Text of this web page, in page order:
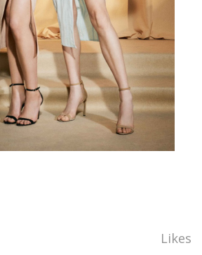
Likes